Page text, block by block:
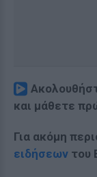
και μάθετε
Για ακόμη
ειδήσεων του